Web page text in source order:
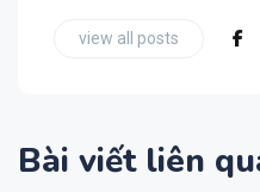
view all posts
Bài viết liên